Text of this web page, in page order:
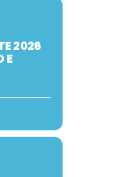
2026
E